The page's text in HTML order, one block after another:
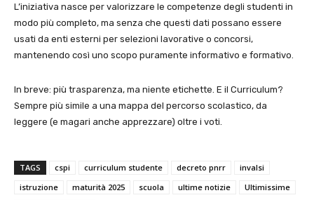
L’iniziativa nasce per valorizzare le competenze degli studenti in
modo più completo, ma senza che questi dati possano essere
usati da enti esterni per selezioni lavorative o concorsi,
mantenendo così uno scopo puramente informativo e formativo.
In breve: più trasparenza, ma niente etichette. E il Curriculum?
Sempre più simile a una mappa del percorso scolastico, da
leggere (e magari anche apprezzare) oltre i voti.
TAGS cspi curriculum studente decreto pnrr
invalsi
istruzione
maturità 2025 scuola ultime notizie
Ultimissime